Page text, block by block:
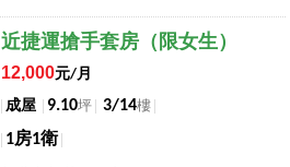
近捷運搶手套房（限女生）
12,000元/月
成屋
9.10坪 3/14樓
1房1衛